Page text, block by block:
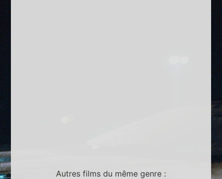
Autres films du même genre :